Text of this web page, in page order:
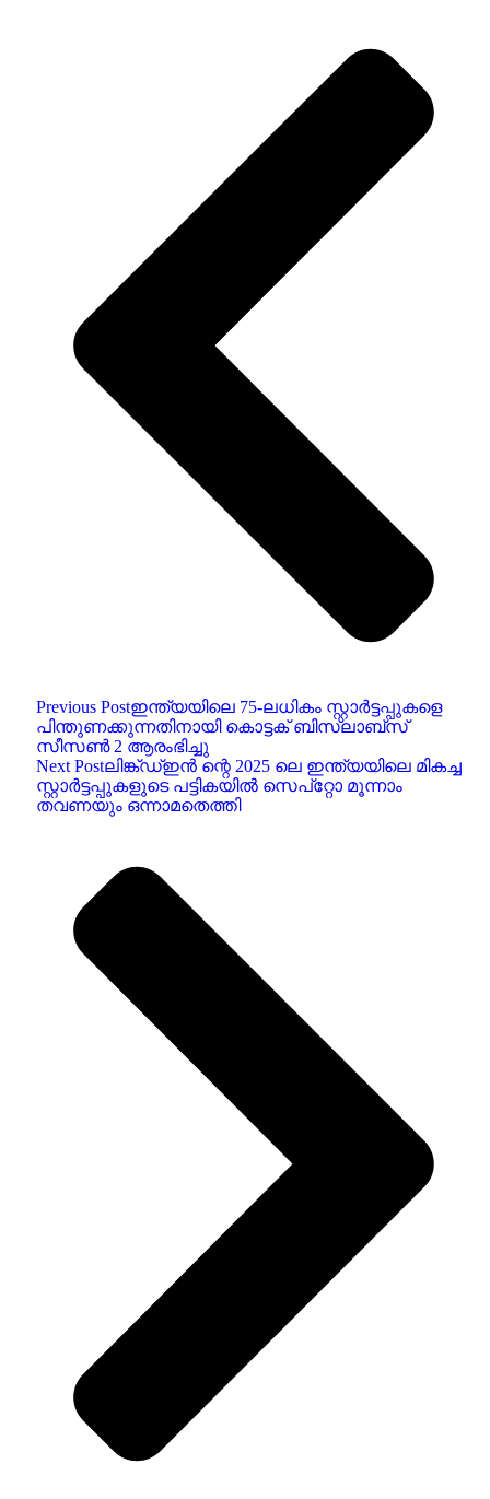
Previous Postഇന്ത്യയിലെ 75-ലധികം സ്റ്റാർട്ടപ്പുകളെ
പിന്തുണക്കുന്നതിനായി കൊട്ടക് ബിസ്ലാബ്സ്
സീസൺ 2 ആരംഭിച്ചു
Next Postലിങ്ക്ഡ്ഇൻ ന്റെ 2025 ലെ ഇന്ത്യയിലെ മികച്ച
സ്റ്റാർട്ടപ്പുകളുടെ പട്ടികയിൽ സെപ്‌റ്റോ മൂന്നാം
തവണയും ഒന്നാമതെത്തി